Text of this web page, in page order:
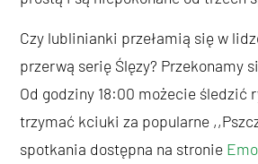
Czy lublinianki przełamią się w
przerwą serię Ślęzy? Przekonamy
Od godziny 18:00 możecie śledzić
trzymać kciuki za popularne
spotkania dostępna na stronie